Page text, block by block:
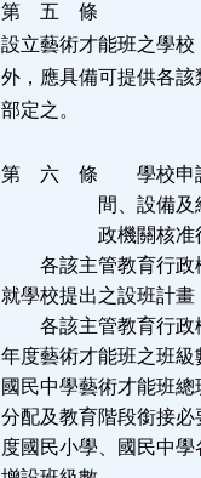
第 五 條
設立藝術才能班之學
外，應具備可提供各
部定之。
第 六 條 學校申請
間、設備
政機關核准
各該主管教育行政
就學校提出之設班計畫
各該主管教育行政
年度藝術才能班之班級
國民中學藝術才能班
分配及教育階段銜接
度國民小學、國民中